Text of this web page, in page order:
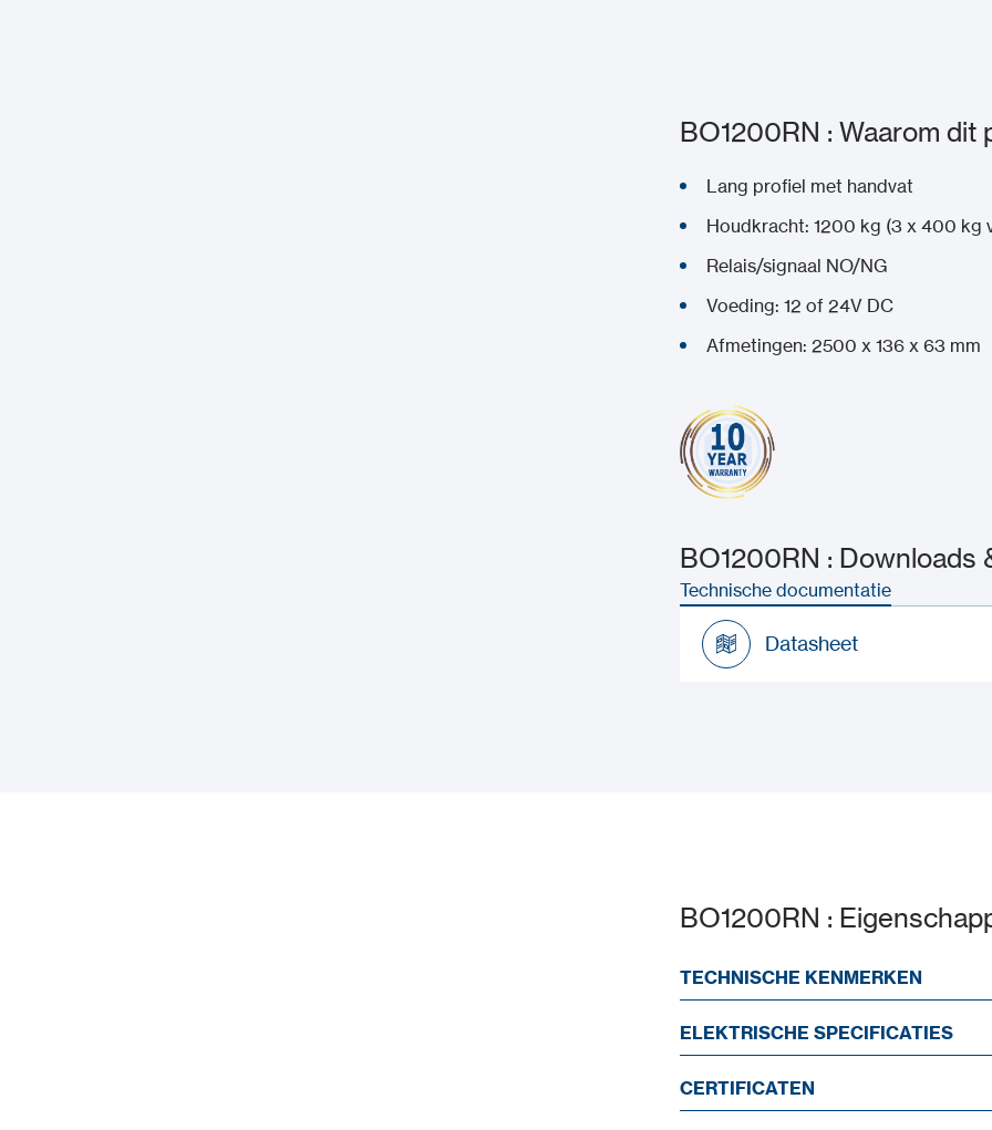
BO1200RN : Waarom dit
Lang profiel met handvat
Houdkracht: 1200 kg (3 x 400 kg
Relais/signaal NO/NG
Voeding: 12 of 24V DC
Afmetingen: 2500 x 136 x 63 mm
BO1200RN : Downloads
Technische documentatie
Datasheet
BO1200RN :
TECHNISCHE KENMERKEN
ELEKTRISCHE SPECIFICATIES
CERTIFICATEN